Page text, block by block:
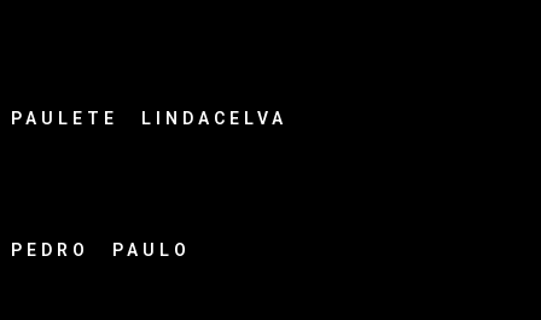
PAULETE LINDACELVA
PEDRO PAULO